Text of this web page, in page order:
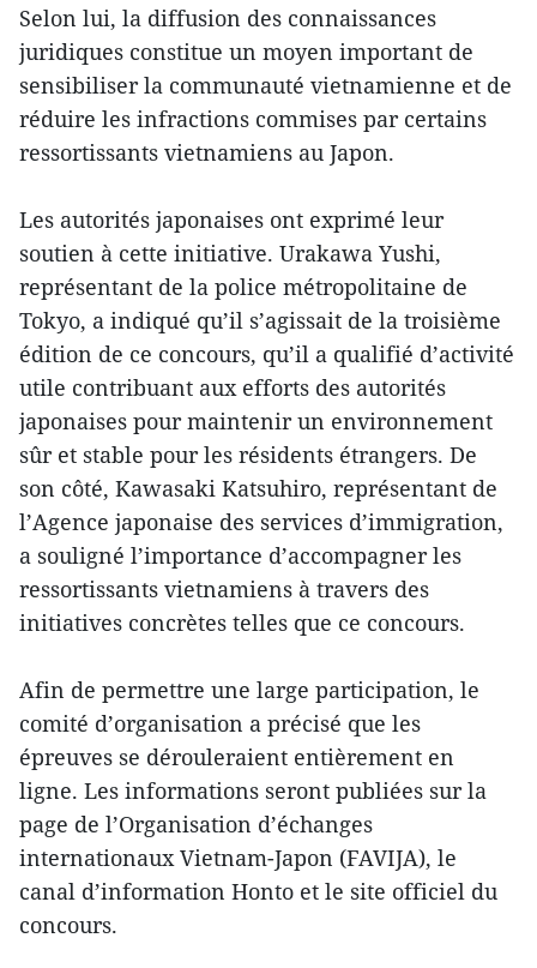
Selon lui, la diffusion des connaissances
juridiques constitue un moyen important de
sensibiliser la communauté vietnamienne et de
réduire les infractions commises par certains
ressortissants vietnamiens au Japon.
Les autorités japonaises ont exprimé leur
soutien à cette initiative. Urakawa Yushi,
représentant de la police métropolitaine de
Tokyo, a indiqué qu’il s’agissait de la troisième
édition de ce concours, qu’il a qualifié d’activité
utile contribuant aux efforts des autorités
japonaises pour maintenir un environnement
sûr et stable pour les résidents étrangers. De
son côté, Kawasaki Katsuhiro, représentant de
l’Agence japonaise des services d’immigration,
a souligné l’importance d’accompagner les
ressortissants vietnamiens à travers des
initiatives concrètes telles que ce concours.
Afin de permettre une large participation, le
comité d’organisation a précisé que les
épreuves se dérouleraient entièrement en
ligne. Les informations seront publiées sur la
page de l’Organisation d’échanges
internationaux Vietnam-Japon (FAVIJA), le
canal d’information Honto et le site officiel du
concours.